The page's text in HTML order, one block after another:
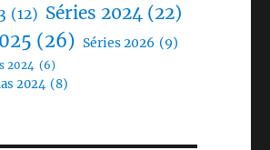
(12) Séries 2024 (22)
(26) Séries 2026 (9)
2024 (6)
2024 (8)